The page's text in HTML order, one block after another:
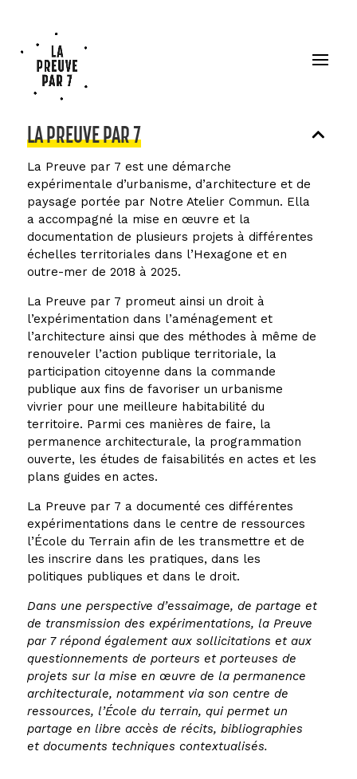
LA PREUVE PAR 7
La Preuve par 7 est une démarche
expérimentale d’urbanisme, d’architecture et de
paysage portée par Notre Atelier Commun. Ella
a accompagné la mise en œuvre et la
documentation de plusieurs projets à différentes
échelles territoriales dans l’Hexagone et en
outre-mer de 2018 à 2025.
La Preuve par 7 promeut ainsi un droit à
l’expérimentation dans l’aménagement et
l’architecture ainsi que des méthodes à même de
renouveler l’action publique territoriale, la
participation citoyenne dans la commande
publique aux fins de favoriser un urbanisme
vivrier pour une meilleure habitabilité du
territoire. Parmi ces manières de faire, la
permanence architecturale, la programmation
ouverte, les études de faisabilités en actes et les
plans guides en actes.
La Preuve par 7 a documenté ces différentes
expérimentations dans le centre de ressources
l’École du Terrain afin de les transmettre et de
les inscrire dans les pratiques, dans les
politiques publiques et dans le droit.
Dans une perspective d’essaimage, de partage et
de transmission des expérimentations, la Preuve
par 7 répond également aux sollicitations et aux
questionnements de porteurs et porteuses de
projets sur la mise en œuvre de la permanence
architecturale, notamment via son centre de
ressources, l’École du terrain, qui permet un
partage en libre accès de récits, bibliographies
et documents techniques contextualisés.